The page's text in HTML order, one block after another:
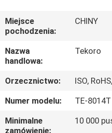
O
NAS
WYCIECZKA
PO
FABRYCE
Miejsce
pochodzenia:
CHINY
Nazwa
handlowa:
Tekoro
Orzecznictwo:
ISO,
Numer modelu:
TE-8014T
Minimalne
zamówienie:
10 000